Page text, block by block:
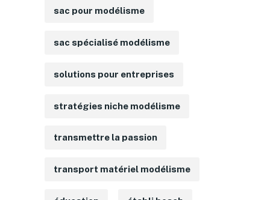
sac pour modélisme
sac spécialisé modélisme
solutions pour entreprises
stratégies niche modélisme
transmettre la passion
transport matériel modélisme